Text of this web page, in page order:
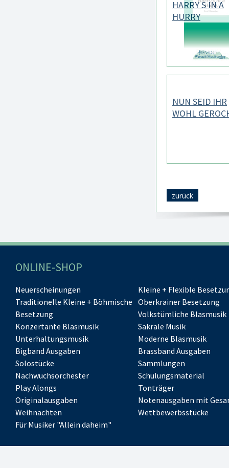
HARRY S IN A
HURRY
NUN SEID IHR
WOHL
zurück
ONLINE-SHOP
Neuerscheinungen
Kleine + Flexible
Traditionelle Kleine + Böhmische
Besetzung
Oberkrainer Besetzung
Volkstümliche Blasmusik
Konzertante Blasmusik
Sakrale Musik
Unterhaltungsmusik
Moderne Blasmusik
Bigband Ausgaben
Brassband Ausgaben
Solostücke
Sammlungen
Nachwuchsorchester
Schulungsmaterial
Play Alongs
Tonträger
Originalausgaben
Notenausgaben mit
Weihnachten
Wettbewerbsstücke
Für Musiker "Allein daheim"